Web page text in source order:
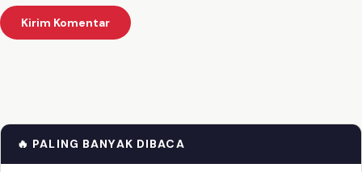
🔥 PALING BANYAK DIBACA